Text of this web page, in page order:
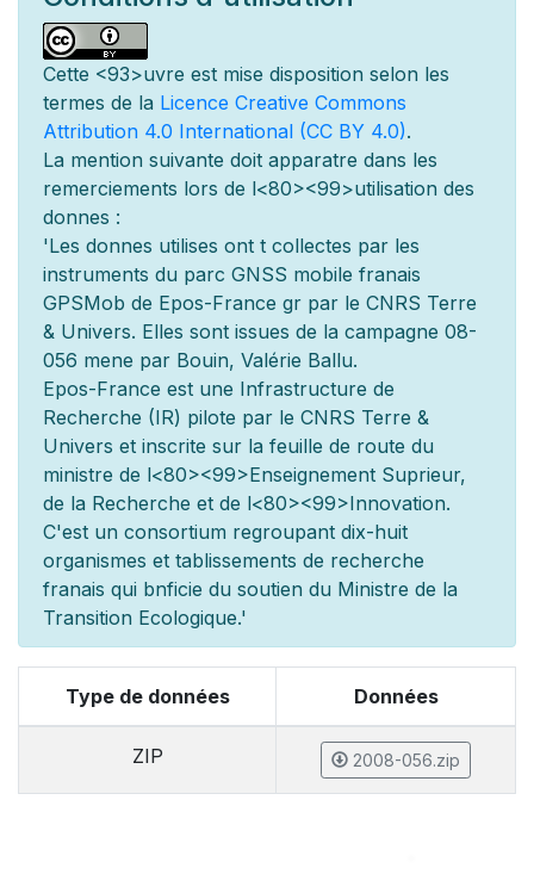
Cette <93>uvre est mise disposition selon les
termes de la Licence Creative Commons
Attribution 4.0 International (CC BY 4.0).
La mention suivante doit apparatre dans les
remerciements lors de l<80><99>utilisation des
donnes :
'Les donnes utilises ont t collectes par les
instruments du parc GNSS mobile franais
GPSMob de Epos-France gr par le CNRS Terre
& Univers. Elles sont issues de la campagne 08-
056 mene par Bouin, Valérie Ballu.
Epos-France est une Infrastructure de
Recherche (IR) pilote par le CNRS Terre &
Univers et inscrite sur la feuille de route du
ministre de l<80><99>Enseignement Suprieur,
de la Recherche et de l<80><99>Innovation.
C'est un consortium regroupant dix-huit
organismes et tablissements de recherche
franais qui bnficie du soutien du Ministre de la
Transition Ecologique.'
Type de données Données
ZIP 2008-056.zip